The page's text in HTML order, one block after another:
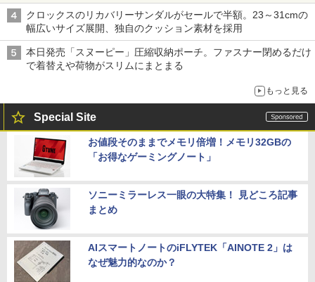
クロックスのリカバリーサンダルがセールで半額。23～31cmの
幅広いサイズ展開、独自のクッション素材を採用
本日発売「スヌーピー」圧縮収納ポーチ。ファスナー閉めるだけ
で着替えや荷物がスリムにまとまる
もっと見る
Special Site
お値段そのままでメモリ倍増！メモリ32GBの
「お得なゲーミングノート」
ソニーミラーレス一眼の大特集！ 見どころ記事
まとめ
AIスマートノートのiFLYTEK「AINOTE 2」は
なぜ魅力的なのか？